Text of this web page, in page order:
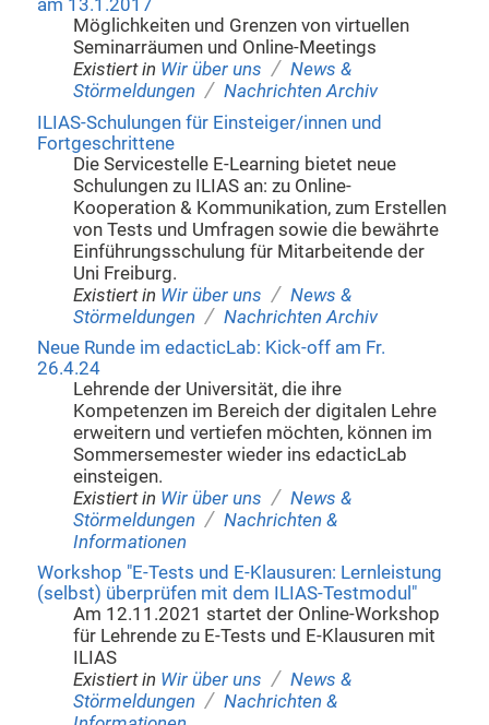
am 13.1.2017
Möglichkeiten und Grenzen von virtuellen
Seminarräumen und Online-Meetings
Existiert in Wir über uns / News &
Störmeldungen / Nachrichten Archiv
ILIAS-Schulungen für Einsteiger/innen und
Fortgeschrittene
Die Servicestelle E-Learning bietet neue
Schulungen zu ILIAS an: zu Online-
Kooperation & Kommunikation, zum Erstellen
von Tests und Umfragen sowie die bewährte
Einführungsschulung für Mitarbeitende der
Uni Freiburg.
Existiert in Wir über uns / News &
Störmeldungen / Nachrichten Archiv
Neue Runde im edacticLab: Kick-off am Fr.
26.4.24
Lehrende der Universität, die ihre
Kompetenzen im Bereich der digitalen Lehre
erweitern und vertiefen möchten, können im
Sommersemester wieder ins edacticLab
einsteigen.
Existiert in Wir über uns / News &
Störmeldungen / Nachrichten &
Informationen
Workshop "E-Tests und E-Klausuren: Lernleistung
(selbst) überprüfen mit dem ILIAS-Testmodul"
Am 12.11.2021 startet der Online-Workshop
für Lehrende zu E-Tests und E-Klausuren mit
ILIAS
Existiert in Wir über uns / News &
Störmeldungen / Nachrichten &